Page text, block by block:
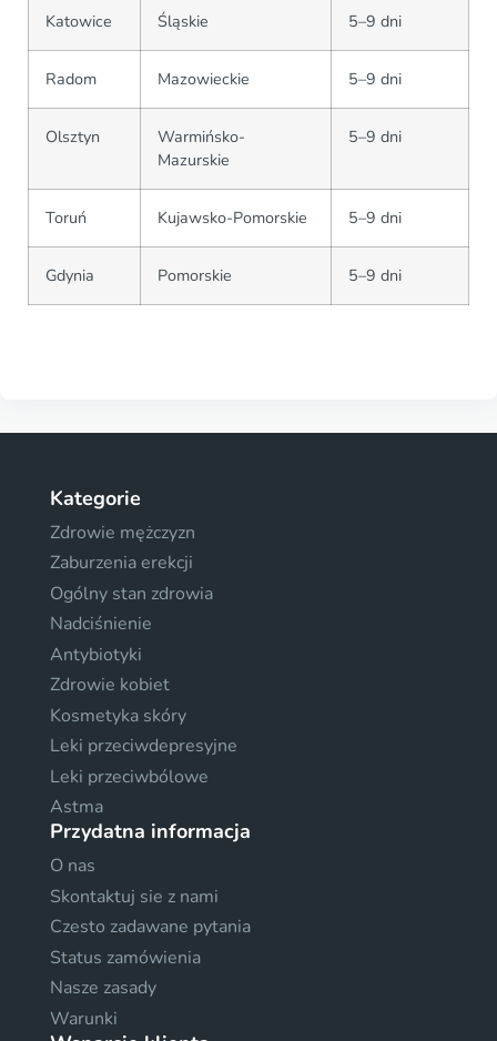
Katowice Śląskie 5–9 dni
Radom Mazowieckie 5–9 dni
Olsztyn
Warmińsko-
Mazurskie
5–9 dni
Toruń Kujawsko-Pomorskie 5–9 dni
Gdynia Pomorskie 5–9 dni
Kategorie
Zdrowie mężczyzn
Zaburzenia erekcji
Ogólny stan zdrowia
Nadciśnienie
Antybiotyki
Zdrowie kobiet
Kosmetyka skóry
Leki przeciwdepresyjne
Leki przeciwbólowe
Astma
Przydatna informacja
O nas
Skontaktuj sie z nami
Czesto zadawane pytania
Status zamówienia
Nasze zasady
Warunki